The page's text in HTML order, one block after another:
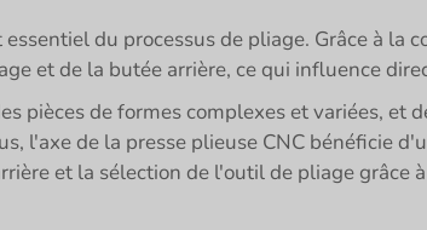
du processus de pliage. Grâce à
et de la butée arrière, ce qui influence
pièces de formes complexes et variées, et
l'axe de la presse plieuse CNC bénéficie
et la sélection de l'outil de pliage grâce